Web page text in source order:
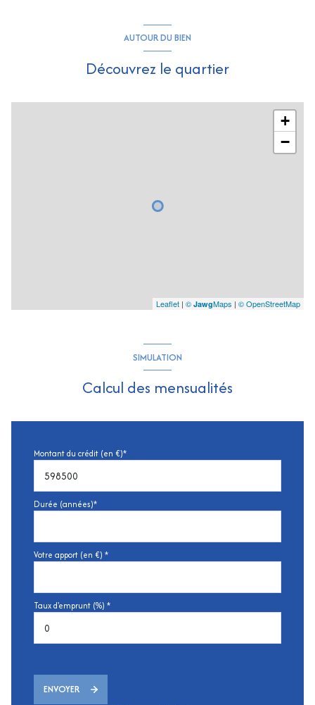
AUTOUR DU BIEN
Découvrez le quartier
+
−
Leaflet | © JawgMaps | © OpenStreetMap
SIMULATION
Calcul des mensualités
Montant du crédit (en €)*
Durée (années)*
Votre apport (en €) *
Taux d'emprunt (%) *
ENVOYER